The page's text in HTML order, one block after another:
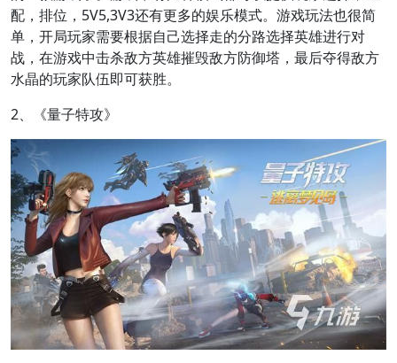
配，排位，5V5,3V3还有更多的娱乐模式。游戏玩法也很简
单，开局玩家需要根据自己选择走的分路选择英雄进行对
战，在游戏中击杀敌方英雄摧毁敌方防御塔，最后夺得敌方
水晶的玩家队伍即可获胜。
2、《量子特攻》